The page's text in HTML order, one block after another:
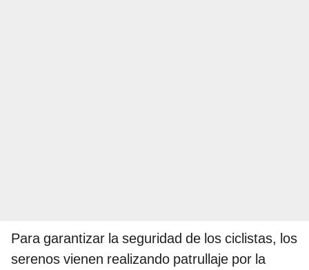
Para garantizar la seguridad de los ciclistas, los
serenos vienen realizando patrullaje por la